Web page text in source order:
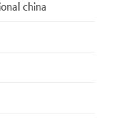
china